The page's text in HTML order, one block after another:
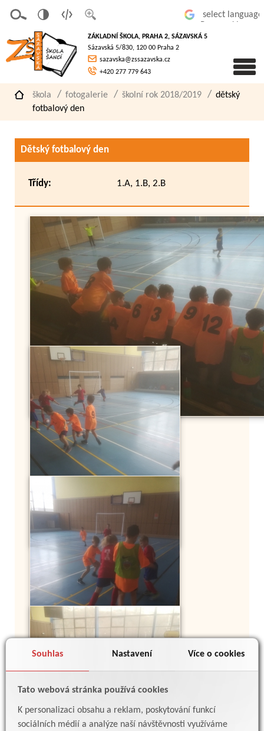
Souhlas Nastavení Více o cookies
Tato webová stránka používá cookies
K personalizaci obsahu a reklam, poskytování funkcí
sociálních médií a analýze naší návštěvnosti využíváme
písmo
á
verze
pro
slaboz
raké
ZÁKLADNÍ ŠKOLA, PRAHA 2, SÁZAVSKÁ 5
Sázavská 5/830, 120 00 Praha 2
sazavska@zssazavska.cz
+420 277 779 643
škola fotogalerie školní rok 2018/2019
dětský
fotbalový den
Dětský fotbalový den
Třídy: 1.A, 1.B, 2.B